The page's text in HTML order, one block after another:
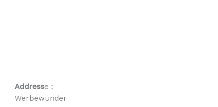
Addresse :
Werbewunder